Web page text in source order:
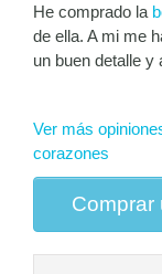
He comprado la
de ella. A mi me
un buen detalle y
Ver más
corazones
Comprar